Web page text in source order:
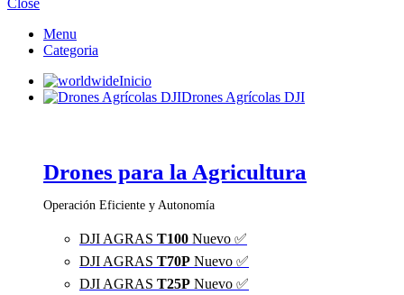
Menu
Categoria
Inicio
Drones Agrícolas DJI
Drones para la Agricultura
Operación Eficiente y Autonomía
DJI AGRAS T100 Nuevo ✅
DJI AGRAS T70P Nuevo ✅
DJI AGRAS T25P Nuevo ✅